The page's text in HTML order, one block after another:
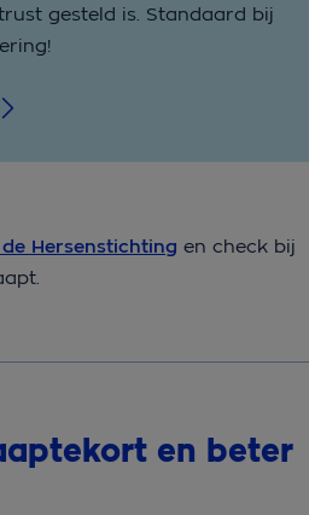
gesteld is. Standaard bij
Hersenstichting en check bij
en beter